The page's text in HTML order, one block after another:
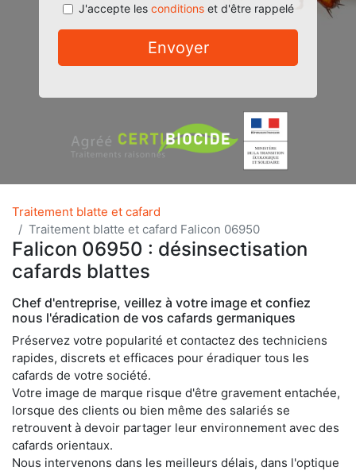
J'accepte les conditionset d'être rappelé
Envoyer
Traitement blatte et cafard
Traitement blatte et cafard Falicon 06950
Falicon 06950 : désinsectisation
cafards blattes
Chef d'entreprise, veillez à votre image et confiez
nous l'éradication de vos cafards germaniques
Préservez votre popularité et contactez des techniciens
rapides, discrets et efficaces pour éradiquer tous les
cafards de votre société.
Votre image de marque risque d'être gravement entachée,
lorsque des clients ou bien même des salariés se
retrouvent à devoir partager leur environnement avec des
cafards orientaux.
Nous intervenons dans les meilleurs délais, dans l'optique